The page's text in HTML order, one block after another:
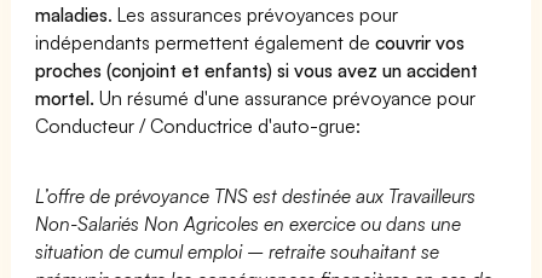
maladies. Les assurances prévoyances pour
indépendants permettent également decouvrir vos
proches (conjoint et enfants) si vous avez un accident
mortel. Un résumé d'une assurance prévoyance pour
Conducteur / Conductrice d'auto-grue:
L’offre de prévoyance TNS est destinée aux Travailleurs
Non-Salariés Non Agricoles en exercice ou dans une
situation de cumul emploi – retraite souhaitant se